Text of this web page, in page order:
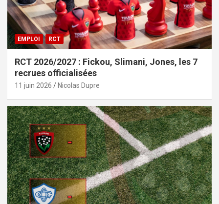
EMPLOI RCT
RCT 2026/2027 : Fickou, Slimani, Jones, les 7
recrues officialisées
11 juin 2026 Nicolas Dupre